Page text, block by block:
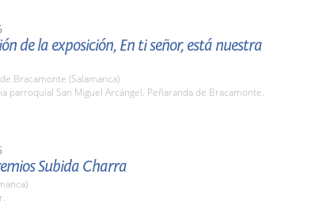
de la exposición, En ti señor, está nuestra
Bracamonte (Salamanca)
parroquial San Miguel Arcángel. Peñaranda de Bracamonte.
Subida Charra